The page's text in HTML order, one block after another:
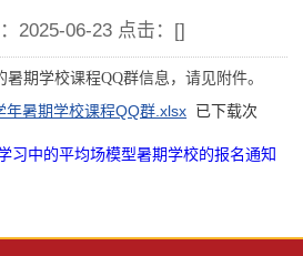
2025-06-23 点击：[]
暑期学校课程QQ群信息，请见附件。
暑期学校课程QQ群.xlsx 已下载次
习中的平均场模型暑期学校的报名通知